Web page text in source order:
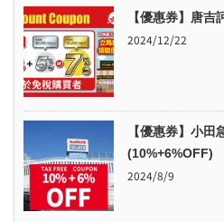
【優惠券】唐
2024/12/22
【優惠券】小田
(10%+6%OFF)
2024/8/9